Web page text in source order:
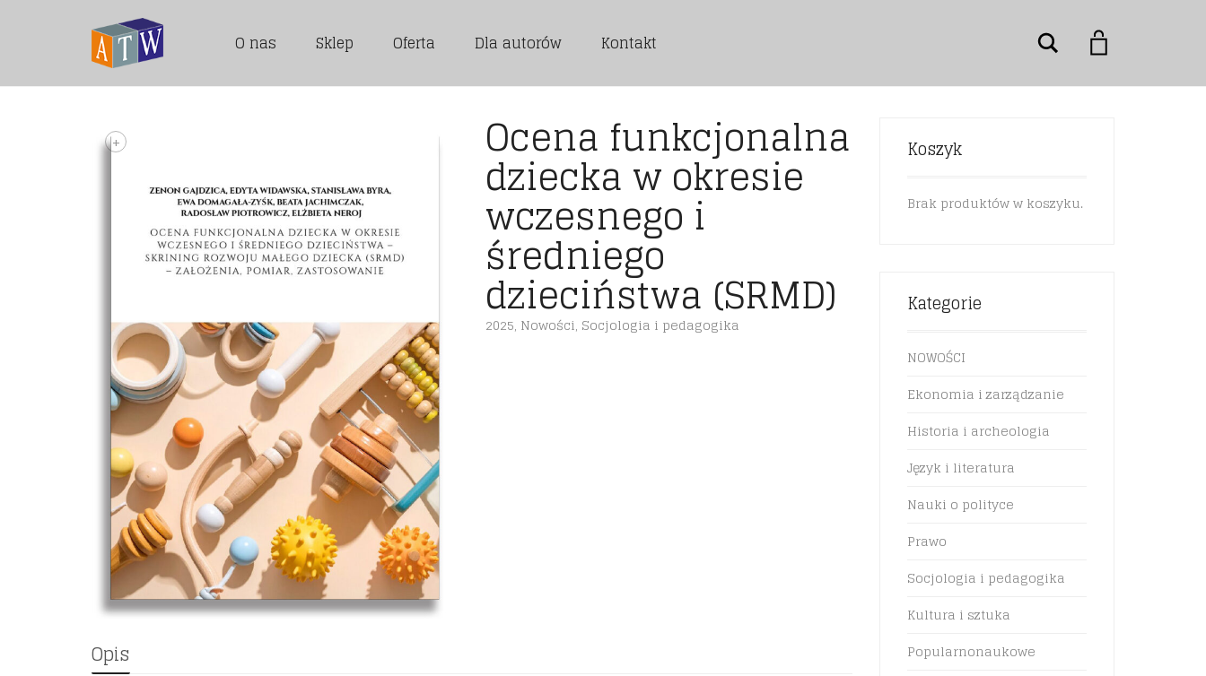
O nas Sklep Oferta Dla autorów Kontakt Szukaj
+ Ocena funkcjonalna
dziecka w okresie
wczesnego i
średniego
dzieciństwa (SRMD)
2025, Nowości, Socjologia i pedagogika
Opis
Koszyk
Brak produktów w koszyku.
Kategorie
NOWOŚCI
Ekonomia i zarządzanie
Historia i archeologia
Język i literatura
Nauki o polityce
Prawo
Socjologia i pedagogika
Kultura i sztuka
Popularnonaukowe